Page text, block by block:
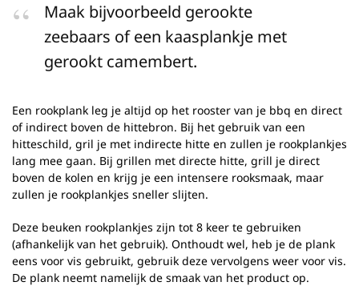
Maak bijvoorbeeld gerookte
zeebaars of een kaasplankje met
gerookt camembert.
Een rookplank leg je altijd op het rooster van je bbq en direct
of indirect boven de hittebron. Bij het gebruik van een
hitteschild, gril je met indirecte hitte en zullen je rookplankjes
lang mee gaan. Bij grillen met directe hitte, grill je direct
boven de kolen en krijg je een intensere rooksmaak, maar
zullen je rookplankjes sneller slijten.
Deze beuken rookplankjes zijn tot 8 keer te gebruiken
(afhankelijk van het gebruik). Onthoudt wel, heb je de plank
eens voor vis gebruikt, gebruik deze vervolgens weer voor vis.
De plank neemt namelijk de smaak van het product op.